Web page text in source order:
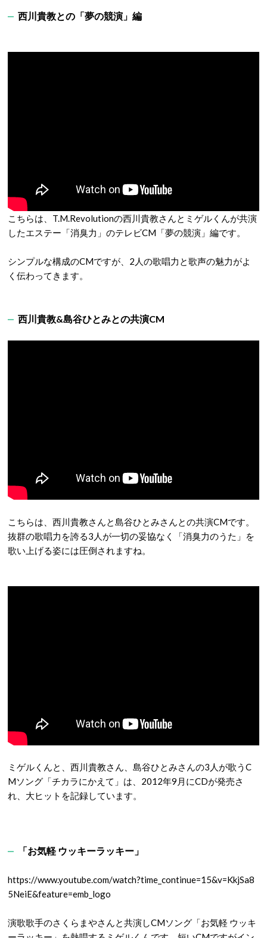
西川貴教との「夢の競演」編
こちらは、T.M.Revolutionの西川貴教さんとミゲルくんが共演
したエステー「消臭力」のテレビCM「夢の競演」編です。
シンプルな構成のCMですが、2人の歌唱力と歌声の魅力がよ
く伝わってきます。
西川貴教&島谷ひとみとの共演CM
こちらは、西川貴教さんと島谷ひとみさんとの共演CMです。
抜群の歌唱力を誇る3人が一切の妥協なく「消臭力のうた」を
歌い上げる姿には圧倒されますね。
ミゲルくんと、西川貴教さん、島谷ひとみさんの3人が歌うC
Mソング「チカラにかえて」は、2012年9月にCDが発売さ
れ、大ヒットを記録しています。
「お気軽 ウッキーラッキー」
https://www.youtube.com/watch?time_continue=15&v=KkjSa8
5NeiE&feature=emb_logo
演歌歌手のさくらまやさんと共演しCMソング「お気軽 ウッキ